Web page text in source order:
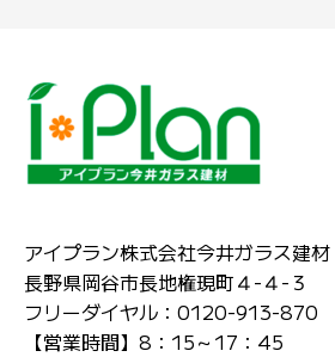
アイプラン株式会社今井ガラス建材
長野県岡谷市長地権現町４-４-３
フリーダイヤル：0120-913-870
【営業時間】8：15～17：45